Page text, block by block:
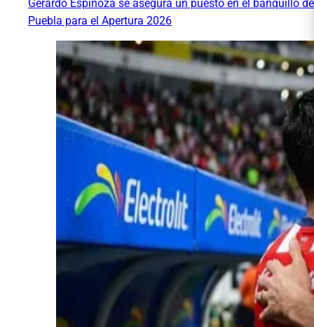
Gerardo Espinoza se asegura un puesto en el banquillo de
Puebla para el Apertura 2026